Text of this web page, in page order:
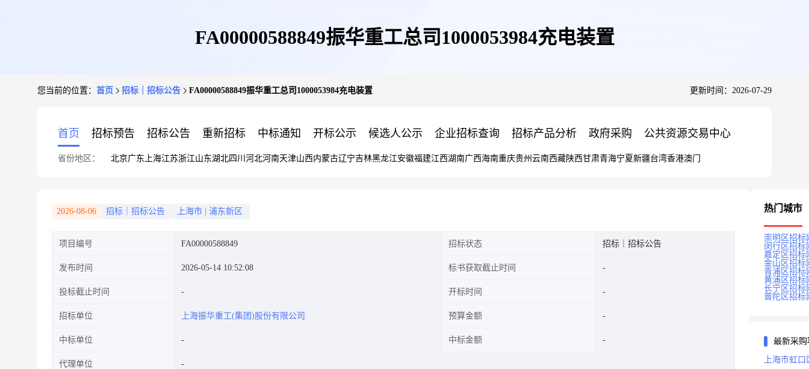
FA00000588849振华重工总司1000053984充电装置
您当前的位置： 首页 招标｜招标公告 FA00000588849振华重工总司1000053984充电装置 更新时间：2026-07-29
首页 招标预告 招标公告 重新招标 中标通知 开标公示 候选人公示 企业招标查询 招标产品分析 政府采购 公共资源交易中心
省份地区： 北京广东 上海江苏浙江山东湖北四川 河北河南天津山西内蒙古辽宁吉林黑龙江安徽福建江西湖南广西海南重庆贵州 云南西藏陕西甘肃青海宁夏新疆台湾香港澳门
2026-08-06 招标｜招标公告 上海市 浦东新区
项目编号 FA00000588849 招标状态 招标｜招标公告
发布时间 2026-05-14 10:52:08 标书获取截止时间
投标截止时间 开标时间
招标单位 上海振华重工(集团)股份有限公司 预算金额
中标单位 中标金额
代理单位
热门城市
崇明区招标
闵行区招标
嘉定区招标
金山区招标
青浦区招标
黄浦区招标
长宁区招标
普陀区招标
最新采购
上海市虹